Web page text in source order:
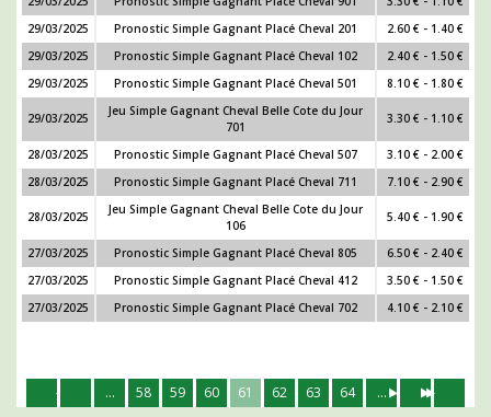
29/03/2025
Pronostic Simple Gagnant Placé Cheval 201
2.60 € - 1.40 €
29/03/2025
Pronostic Simple Gagnant Placé Cheval 102
2.40 € - 1.50 €
29/03/2025
Pronostic Simple Gagnant Placé Cheval 501 8.10 € - 1.80 €
29/03/2025
Jeu Simple Gagnant Cheval Belle Cote du Jour
701
3.30 € - 1.10 €
28/03/2025 Pronostic Simple Gagnant Placé Cheval 507
3.10 € - 2.00 €
28/03/2025
Pronostic Simple Gagnant Placé Cheval 711 7.10 € - 2.90 €
28/03/2025
Jeu Simple Gagnant Cheval Belle Cote du Jour
106
5.40 € - 1.90 €
27/03/2025 Pronostic Simple Gagnant Placé Cheval 805
6.50 € - 2.40 €
27/03/2025
Pronostic Simple Gagnant Placé Cheval 412
3.50 € - 1.50 €
27/03/2025
Pronostic Simple Gagnant Placé Cheval 702 4.10 € - 2.10 €
... 58 59 60 61 62 63 64 ...